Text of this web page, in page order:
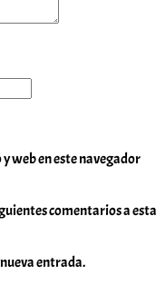
web en este navegador
comentarios a esta
entrada.